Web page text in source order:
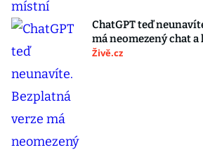
ChatGPT teď
má neomezený chat a
Živě.cz